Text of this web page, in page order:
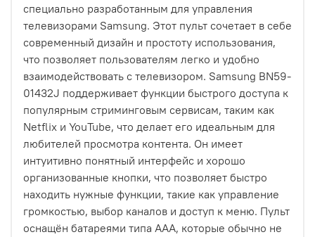
специально разработанным для управления
телевизорами Samsung. Этот пульт сочетает в себе
современный дизайн и простоту использования,
что позволяет пользователям легко и удобно
взаимодействовать с телевизором. Samsung BN59-
01432J поддерживает функции быстрого доступа к
популярным стриминговым сервисам, таким как
Netflix и YouTube, что делает его идеальным для
любителей просмотра контента. Он имеет
интуитивно понятный интерфейс и хорошо
организованные кнопки, что позволяет быстро
находить нужные функции, такие как управление
громкостью, выбор каналов и доступ к меню. Пульт
оснащён батареями типа AAA, которые обычно не